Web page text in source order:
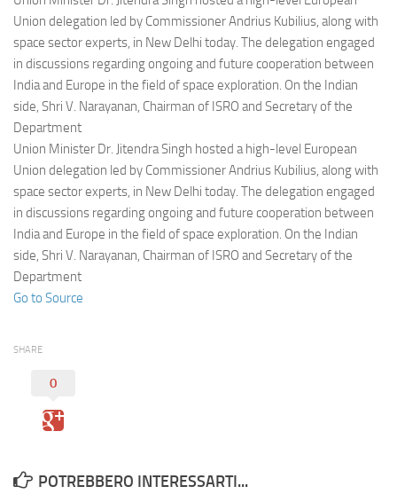
Union delegation led by Commissioner Andrius Kubilius, along with
space sector experts, in New Delhi today. The delegation engaged
in discussions regarding ongoing and future cooperation between
India and Europe in the field of space exploration. On the Indian
side, Shri V. Narayanan, Chairman of ISRO and Secretary of the
Department
Union Minister Dr. Jitendra Singh hosted a high-level European
Union delegation led by Commissioner Andrius Kubilius, along with
space sector experts, in New Delhi today. The delegation engaged
in discussions regarding ongoing and future cooperation between
India and Europe in the field of space exploration. On the Indian
side, Shri V. Narayanan, Chairman of ISRO and Secretary of the
Department
Go to Source
SHARE
0
POTREBBERO INTERESSARTI...